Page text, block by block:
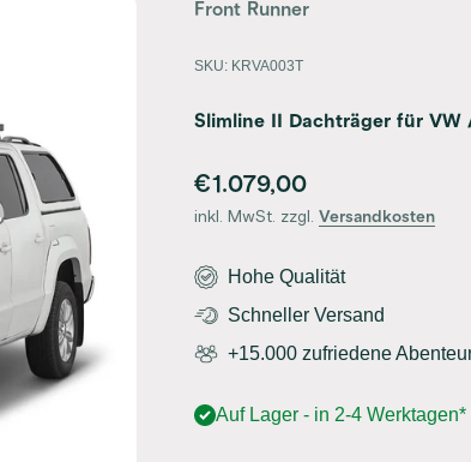
Front Runner
SKU: KRVA003T
Slimline II Dachträger für VW
Angebot
€1.079,00
inkl. MwSt. zzgl. Versandkosten
Hohe Qualität
Schneller Versand
+15.000 zufriedene
Auf Lager - in 2-4